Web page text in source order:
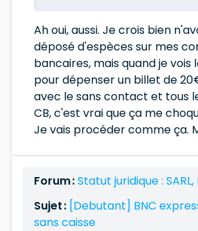
Ah oui, aussi. Je crois bien
déposé d'espèces sur mes
bancaires, mais quand je vois
pour dépenser un billet de
avec le sans contact et tous
CB, c'est vrai que ça me
Je vais procéder comme ça.
Forum :Statut juridique :
Sujet : [Debutant] BNC
sans caisse